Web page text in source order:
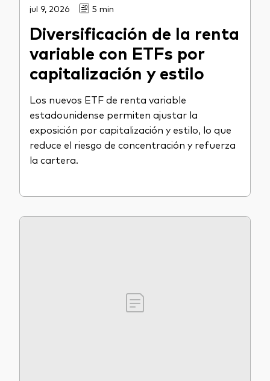
jul 9, 2026 5 min
Diversificación de la renta
variable con ETFs por
capitalización y estilo
Los nuevos ETF de renta variable
estadounidense permiten ajustar la
exposición por capitalización y estilo, lo que
reduce el riesgo de concentración y refuerza
la cartera.